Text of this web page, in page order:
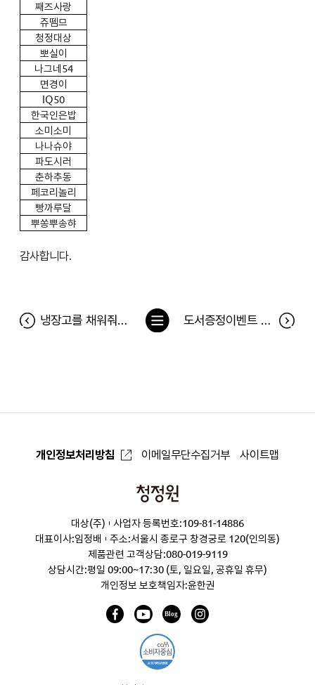
째즈사랑
쥬뗌므
청정대상
뽀실이
나그네54
면경이
IQ50
한국인은밥
소미소미
나나슈야
파도시러
춘하추동
페코리놀리
빵까루달
뿌쏭뿌송햐
감사합니다.
냉장고를 채워줘 165차 당첨자(3월 9일~3월 15일) 도서증정이벤트 <나는 차라리 부동산과 연애한다> 당첨자
목
개인정보처리방침 이메일무단수집거부 사이트맵
청
원
대상(주)
사업자 등록번호:109-81-14886
대표이사:임정배
주소:서울시 종로구 창경궁로 120(인의동)
제품관련 고객상담:080-019-9119
상담시간:평일 09:00~17:30 (토, 일요일, 공휴일 휴무)
개인정보 보호책임자:윤한권